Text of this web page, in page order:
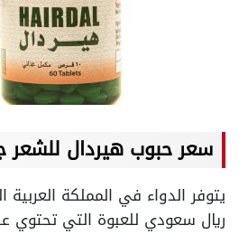
سعر حبوب هيردال للشعر
ريال سعودي للعبوة التي تحتوي على 60